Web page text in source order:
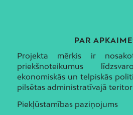
PAR
Projekta mērķis ir
priekšnoteikumus
ekonomiskās un telpiskās
pilsētas administratīvajā
Piekļūstamības paziņojums